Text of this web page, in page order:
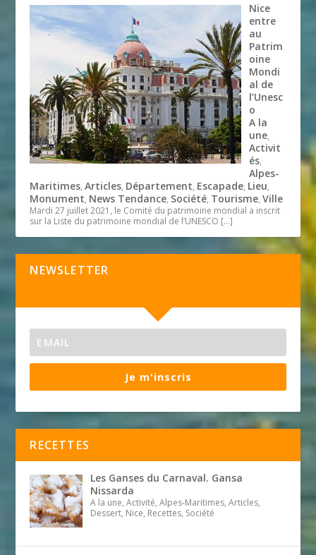
Nice
entre
au
Patrim
oine
Mondi
al de
l’Unesc
o
A la
une,
Activit
és,
Alpes-
Maritimes,Articles, Département, Escapade, Lieu,
Monument, News Tendance, Société, Tourisme,Ville
Mardi 27 juillet 2021, le Comité du patrimoine mondial a inscrit
sur la Liste du patrimoine mondial de l’UNESCO […]
NEWSLETTER
Je m'inscris
RECETTES
Les Ganses du Carnaval. Gansa
Nissarda
A la une, Activité, Alpes-Maritimes, Articles,
Dessert, Nice, Recettes, Société